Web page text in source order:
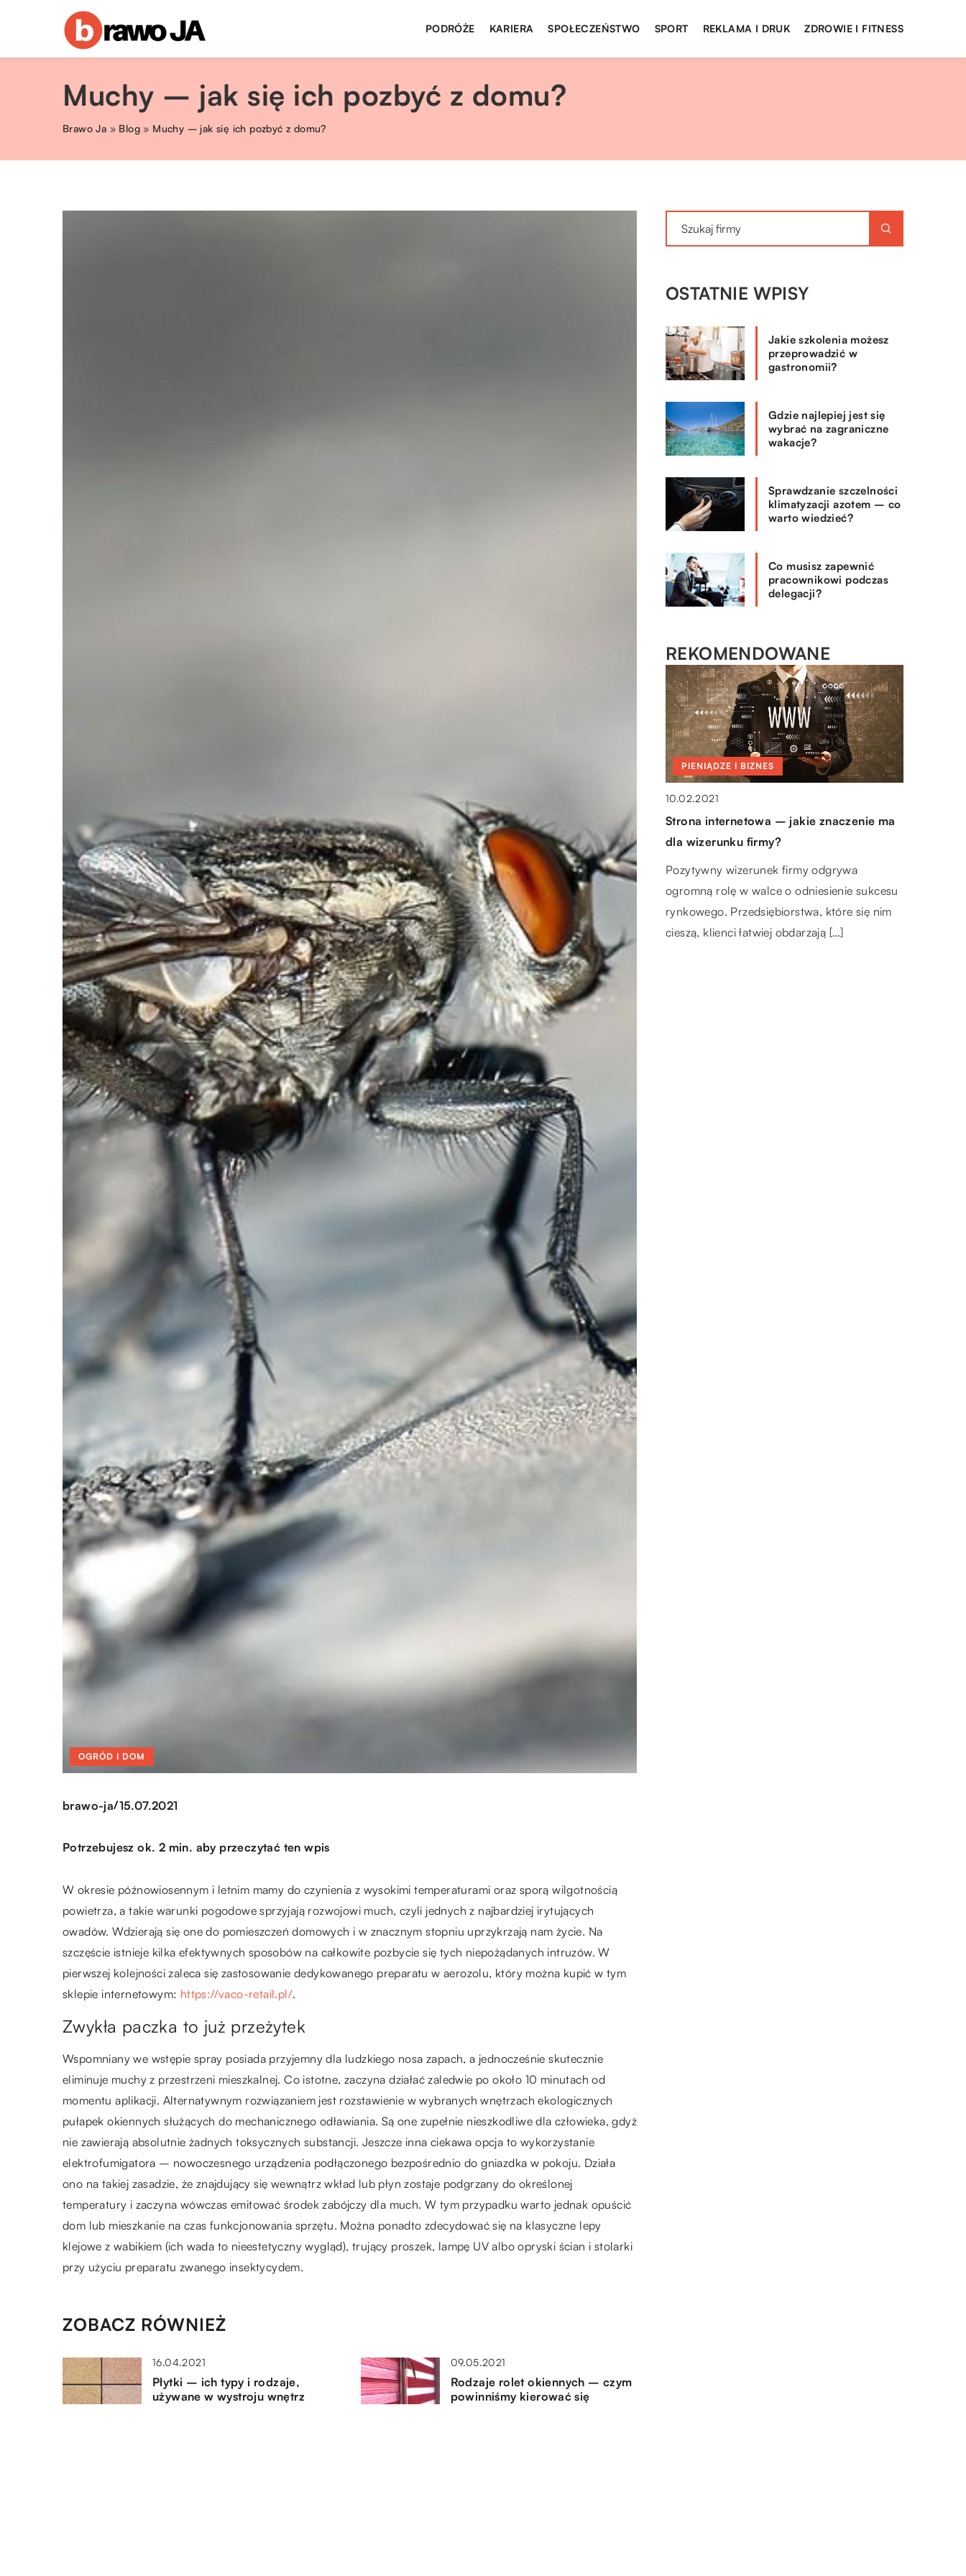
PODRÓŻE KARIERA SPOŁECZEŃSTWO SPORT REKLAMA I DRUK ZDROWIE I FITNESS
Muchy – jak się ich pozbyć z domu?
Brawo Ja » Blog » Muchy – jak się ich pozbyć z domu?
OGRÓD I DOM
brawo-ja/15.07.2021
Potrzebujesz ok. 2 min. aby przeczytać ten wpis
W okresie późnowiosennym i letnim mamy do czynienia z wysokimi temperaturami oraz sporą wilgotnością
powietrza, a takie warunki pogodowe sprzyjają rozwojowi much, czyli jednych z najbardziej irytujących
owadów. Wdzierają się one do pomieszczeń domowych i w znacznym stopniu uprzykrzają nam życie. Na
szczęście istnieje kilka efektywnych sposobów na całkowite pozbycie się tych niepożądanych intruzów. W
pierwszej kolejności zaleca się zastosowanie dedykowanego preparatu w aerozolu, który można kupić w tym
sklepie internetowym: https://vaco-retail.pl/.
Zwykła paczka to już przeżytek
Wspomniany we wstępie spray posiada przyjemny dla ludzkiego nosa zapach, a jednocześnie skutecznie
eliminuje muchy z przestrzeni mieszkalnej. Co istotne, zaczyna działać zaledwie po około 10 minutach od
momentu aplikacji. Alternatywnym rozwiązaniem jest rozstawienie w wybranych wnętrzach ekologicznych
pułapek okiennych służących do mechanicznego odławiania. Są one zupełnie nieszkodliwe dla człowieka, gdyż
nie zawierają absolutnie żadnych toksycznych substancji. Jeszcze inna ciekawa opcja to wykorzystanie
elektrofumigatora – nowoczesnego urządzenia podłączonego bezpośrednio do gniazdka w pokoju. Działa
ono na takiej zasadzie, że znajdujący się wewnątrz wkład lub płyn zostaje podgrzany do określonej
temperatury i zaczyna wówczas emitować środek zabójczy dla much. W tym przypadku warto jednak opuścić
dom lub mieszkanie na czas funkcjonowania sprzętu. Można ponadto zdecydować się na klasyczne lepy
klejowe z wabikiem (ich wada to nieestetyczny wygląd), trujący proszek, lampę UV albo opryski ścian i stolarki
przy użyciu preparatu zwanego insektycydem.
ZOBACZ RÓWNIEŻ
16.04.2021
Płytki – ich typy i rodzaje,
używane w wystroju wnętrz
09.05.2021
Rodzaje rolet okiennych – czym
powinniśmy kierować się
OSTATNIE WPISY
Jakie szkolenia możesz
przeprowadzić w
gastronomii?
Gdzie najlepiej jest się
wybrać na zagraniczne
wakacje?
Sprawdzanie szczelności
klimatyzacji azotem – co
warto wiedzieć?
Co musisz zapewnić
pracownikowi podczas
delegacji?
REKOMENDOWANE
LAJFSTAJL
16.09.2018
Moda snowboardowa – w co ubierać się
na stok?
Coraz więcej polaków przekonuje się do
aktywnego wypoczynku, a mało kto kojarzy
sobie czas urlopu jako czas, w którym można
PIENIĄDZE I BIZNES
10.02.2021
Strona internetowa – jakie znaczenie ma
dla wizerunku firmy?
Pozytywny wizerunek firmy odgrywa
ogromną rolę w walce o odniesienie sukcesu
rynkowego. Przedsiębiorstwa, które się nim
cieszą, klienci łatwiej obdarzają […]
PIENIĄDZE I BIZNES
22.02.2021
Atmosfera w firmie jest czynnikiem, który ma
duży wpływ na pracowników. Jeżeli